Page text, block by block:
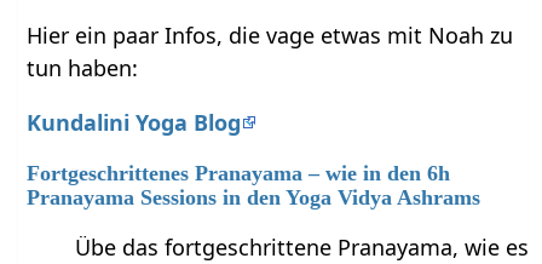
Hier ein paar Infos, die vage etwas mit Noah zu
tun haben:
Kundalini Yoga Blog
Fortgeschrittenes Pranayama – wie in den 6h
Pranayama Sessions in den Yoga Vidya Ashrams
Übe das fortgeschrittene Pranayama, wie es